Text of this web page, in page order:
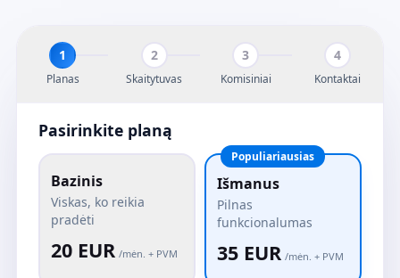
1
Planas
2
Skaitytuvas
3
Komisiniai
4
Kontaktai
Pasirinkite planą
Bazinis
Viskas, ko reikia
pradėti
20 EUR /mėn. + PVM
Populiariausias
Išmanus
Pilnas
funkcionalumas
35 EUR /mėn. + PVM